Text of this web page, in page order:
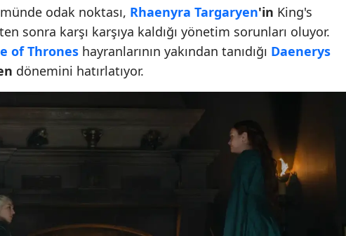
odak noktası, Rhaenyra Targaryen'in King's
sonra karşı karşıya kaldığı yönetim sorunları oluyor.
of Thrones hayranlarının yakından tanıdığı Daenerys
dönemini hatırlatıyor.